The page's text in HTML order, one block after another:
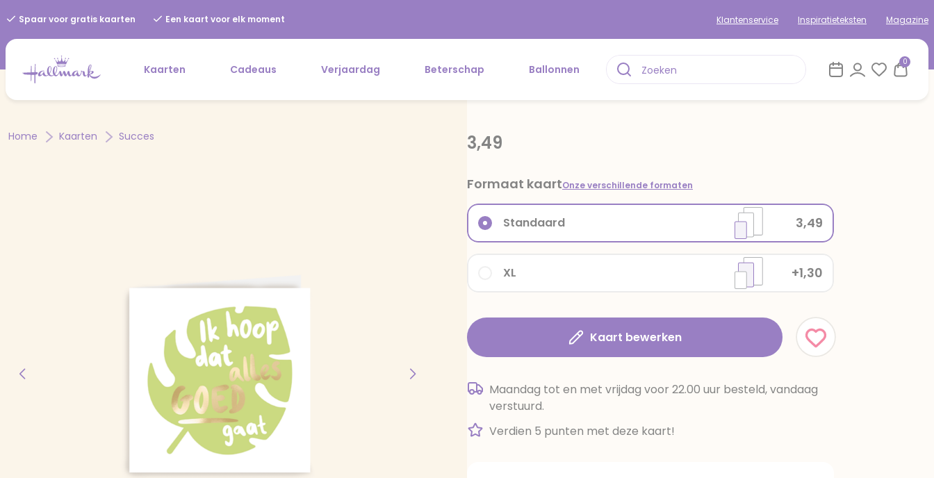
Spaar voor gratis kaarten Een kaart voor elk moment Klantenservice Inspiratieteksten Magazine
Kaarten Cadeaus Verjaardag Beterschap Ballonnen
0
Home Kaarten Succes 3,49
Formaat kaartOnze verschillende formaten
XL +1,30
Standaard 3,49
Kaart bewerken
Maandag tot en met vrijdag voor 22.00 uur besteld, vandaag
verstuurd.
Verdien 5 punten met deze kaart!